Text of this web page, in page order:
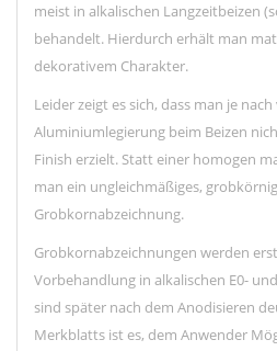
meist in alkalischen Langzeitbeizen
behandelt. Hierdurch erhält man
dekorativem Charakter.
Leider zeigt es sich, dass man je
Aluminiumlegierung beim Beizen
Finish erzielt. Statt einer homogen
man ein ungleichmäßiges,
Grobkornabzeichnung.
Grobkornabzeichnungen werden
Vorbehandlung in alkalischen E0-
sind später nach dem Anodisieren
Merkblatts ist es, dem Anwender